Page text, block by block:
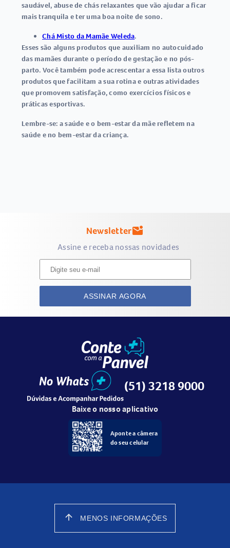
saudável, abuse de chás relaxantes que vão ajudar a ficar
mais tranquila e ter uma boa noite de sono.
Chá Misto da Mamãe Weleda.
Esses são alguns produtos que auxiliam no autocuidado
das mamães durante o período de gestação e no pós-
parto. Você também pode acrescentar a essa lista outros
produtos que facilitam a sua rotina e outras atividades
que promovem satisfação, como exercícios físicos e
práticas esportivas.
Lembre-se: a saúde e o bem-estar da mãe refletem na
saúde e no bem-estar da criança.
Newslettermark_email_unread
Assine e receba nossas novidades
ASSINAR AGORA
(51) 3218 9000
Baixe o nosso aplicativo
Aponte a câmera
do seu celular
arrow_upward MENOS INFORMAÇÕES